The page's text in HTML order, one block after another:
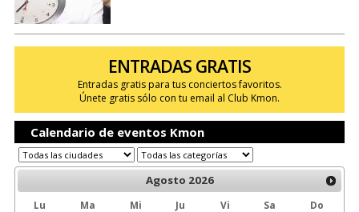
ENTRADAS GRATIS
Entradas gratis para tus conciertos favoritos.
Únete gratis sólo con tu email al Club Kmon.
Calendario de eventos Kmon
Agosto 2026
Lu Ma Mi Ju Vi Sa
Do